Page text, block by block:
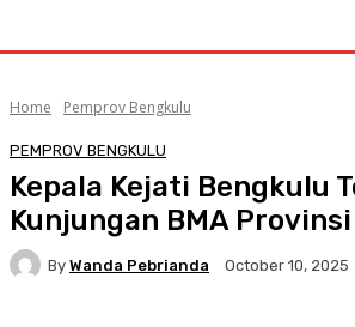
Home Pemprov Bengkulu
PEMPROV BENGKULU
Kepala Kejati Bengkulu
Kunjungan BMA
By Wanda Pebrianda October 10, 2025